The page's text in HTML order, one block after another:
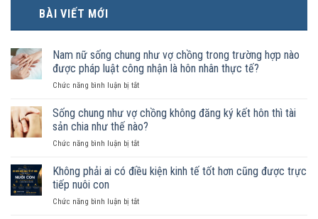
BÀI VIẾT MỚI
Nam nữ sống chung như vợ chồng trong trường hợp nào
được pháp luật công nhận là hôn nhân thực tế?
Chức năng bình luận bị tắtở
nữ
sống
chung
như
chồng
hợp
Sống chung như vợ chồng không đăng ký kết hôn thì tài
sản chia như thế nào?
Chức năng bình luận bị tắtở
chung
chồng
Không phải ai có điều kiện kinh tế tốt hơn cũng được trực
tiếp nuôi con
Chức năng bình luận bị tắtở